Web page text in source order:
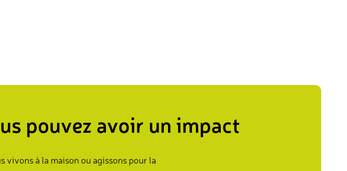
pouvez avoir un impact
vivons à la maison ou agissons pour la